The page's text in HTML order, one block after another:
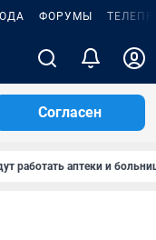
ФОРУМЫ
Согласен
работать аптеки и